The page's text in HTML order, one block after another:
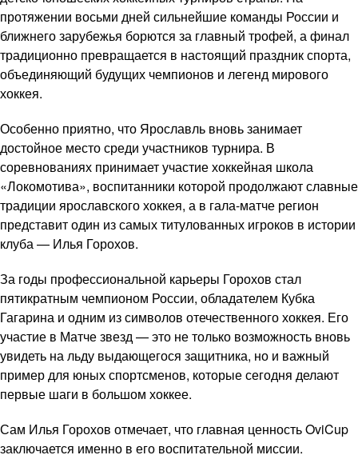
протяжении восьми дней сильнейшие команды России и
ближнего зарубежья борются за главный трофей, а финал
традиционно превращается в настоящий праздник спорта,
объединяющий будущих чемпионов и легенд мирового
хоккея.
Особенно приятно, что Ярославль вновь занимает
достойное место среди участников турнира. В
соревнованиях принимает участие хоккейная школа
«Локомотива», воспитанники которой продолжают славные
традиции ярославского хоккея, а в гала-матче регион
представит один из самых титулованных игроков в истории
клуба — Илья Горохов.
За годы профессиональной карьеры Горохов стал
пятикратным чемпионом России, обладателем Кубка
Гагарина и одним из символов отечественного хоккея. Его
участие в Матче звезд — это не только возможность вновь
увидеть на льду выдающегося защитника, но и важный
пример для юных спортсменов, которые сегодня делают
первые шаги в большом хоккее.
Сам Илья Горохов отмечает, что главная ценность OviCup
заключается именно в его воспитательной миссии.